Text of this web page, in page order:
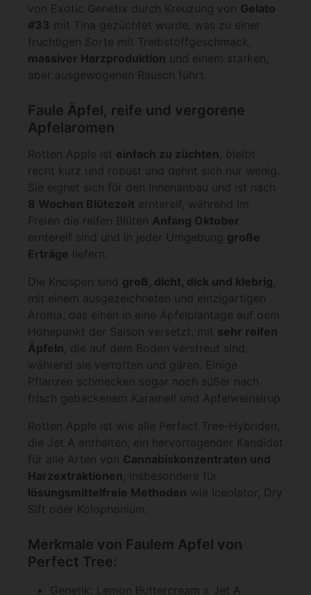
von Exotic Genetix durch Kreuzung von Gelato
#33 mit Tina gezüchtet wurde, was zu einer
fruchtigen Sorte mit Treibstoffgeschmack,
massiver Harzproduktion und einem starken,
aber ausgewogenen Rausch führt.
Faule Äpfel, reife und vergorene
Apfelaromen
Rotten Apple ist einfach zu züchten, bleibt
recht kurz und robust und dehnt sich nur wenig.
Sie eignet sich für den Innenanbau und ist nach
8 Wochen Blütezeit erntereif, während im
Freien die reifen Blüten Anfang Oktober
erntereif sind und in jeder Umgebung große
Erträge liefern.
Die Knospen sind groß, dicht, dick und klebrig,
mit einem ausgezeichneten und einzigartigen
Aroma, das einen in eine Apfelplantage auf dem
Höhepunkt der Saison versetzt, mit sehr reifen
Äpfeln, die auf dem Boden verstreut sind,
während sie verrotten und gären. Einige
Pflanzen schmecken sogar noch süßer nach
frisch gebackenem Karamell und Apfelweinsirup.
Rotten Apple ist wie alle Perfect Tree-Hybriden,
die Jet A enthalten, ein hervorragender Kandidat
für alle Arten von Cannabiskonzentraten und
Harzextraktionen, insbesondere für
lösungsmittelfreie Methoden wie Iceolator, Dry
Sift oder Kolophonium.
Merkmale von Faulem Apfel von
Perfect Tree:
Genetik: Lemon Buttercream x Jet A